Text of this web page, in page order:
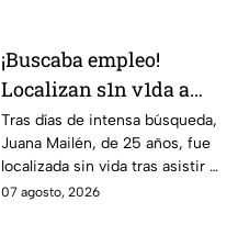
¡Buscaba empleo!
Localizan s1n v1da a
joven de 25 años que
acudió a entrevista de
trabajo falsa
Tras días de intensa búsqueda,
Juana Mailén, de 25 años, fue
localizada sin vida tras asistir a
una supuesta oferta laboral en
07 agosto, 2026